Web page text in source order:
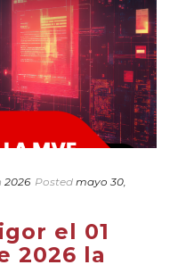
2026 Posted mayo 30,
el 01
2026 la